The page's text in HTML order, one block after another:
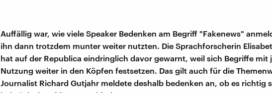
Auffällig war, wie viele Speaker Bedenken am Begriff "Fakenews"
ihn dann trotzdem munter weiter nutzten. Die Sprachforscherin
hat auf der Republica eindringlich davor gewarnt, weil sich Begriffe mit
Nutzung weiter in den Köpfen festsetzen. Das gilt auch für die
Journalist Richard Gutjahr meldete deshalb bedenken an, ob es richtig